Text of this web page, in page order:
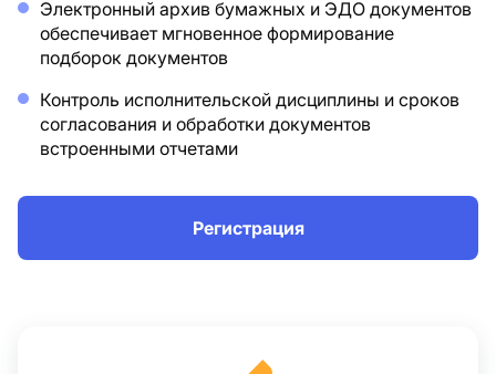
Электронный архив бумажных и ЭДО документов
обеспечивает мгновенное формирование
подборок документов
Контроль исполнительской дисциплины и сроков
согласования и обработки документов
встроенными отчетами
Регистрация